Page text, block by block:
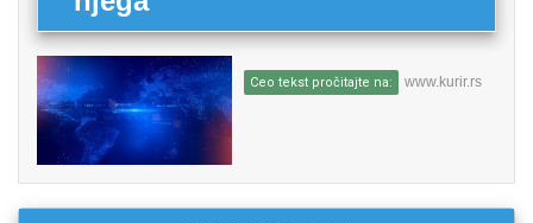
Ceo tekst pročitajte na: www.kurir.rs